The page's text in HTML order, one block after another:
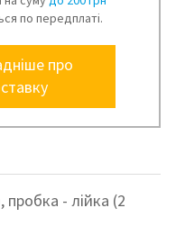
по передплаті.
про
- лійка (2